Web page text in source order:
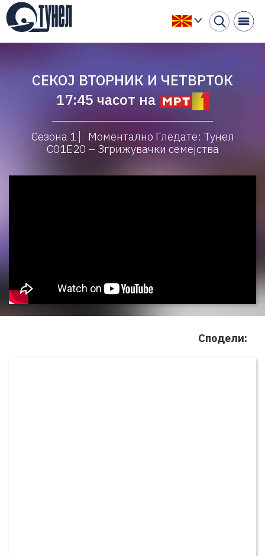
СЕКОЈ ВТОРНИК И ЧЕТВРТОК
17:45 часот на
Сезона 1
Моментално Гледате: Тунел
С01Е20 – Згрижувачки семејства
Сподели: